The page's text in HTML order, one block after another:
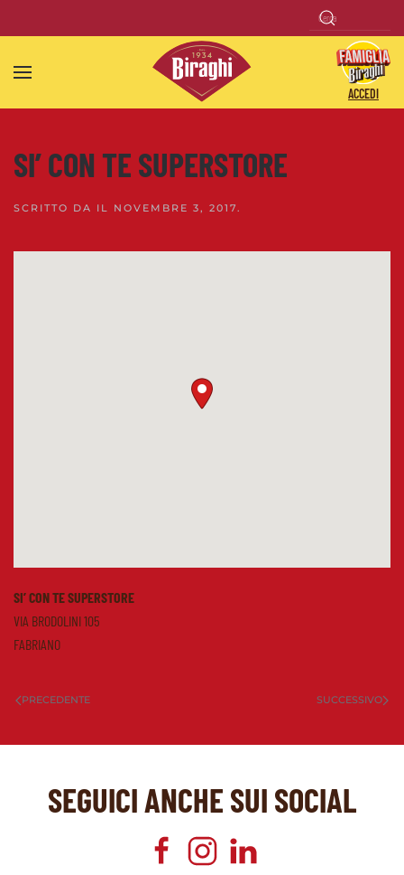
Skip to main content
ACCEDI
SI’ CON TE SUPERSTORE
SCRITTO DA IL NOVEMBRE 3, 2017.
SI’ CON TE SUPERSTORE
VIA BRODOLINI 105
FABRIANO
PRECEDENTE SUCCESSIVO
SEGUICI ANCHE SUI SOCIAL